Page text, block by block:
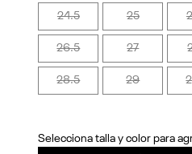
24.5 25
26.5 27
28.5 29
Selecciona talla y color para